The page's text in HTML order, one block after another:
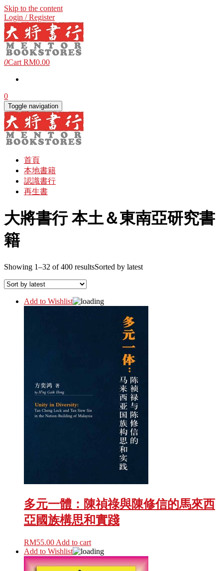
Skip to the content
Login / Register
0Cart RM0.00
0
Toggle navigation
首頁
本地書籍
認識書行
再生書
大將書行 本土＆東南亞研究書
籍
Showing 1–32 of 400 resultsSorted by latest
Add to Wishlist
多元一體：陳禎祿與陳修信的馬來西
亞國族構思和實踐
RM55.00 Add to cart
Add to Wishlist